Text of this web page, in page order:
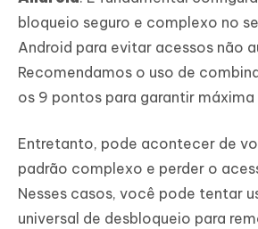
bloqueio seguro e complexo no
Android para evitar acessos não
Recomendamos o uso de
os 9 pontos para garantir máxima
Entretanto, pode acontecer de
padrão complexo e perder o
Nesses casos, você pode tentar
universal de desbloqueio para